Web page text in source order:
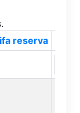
reserva